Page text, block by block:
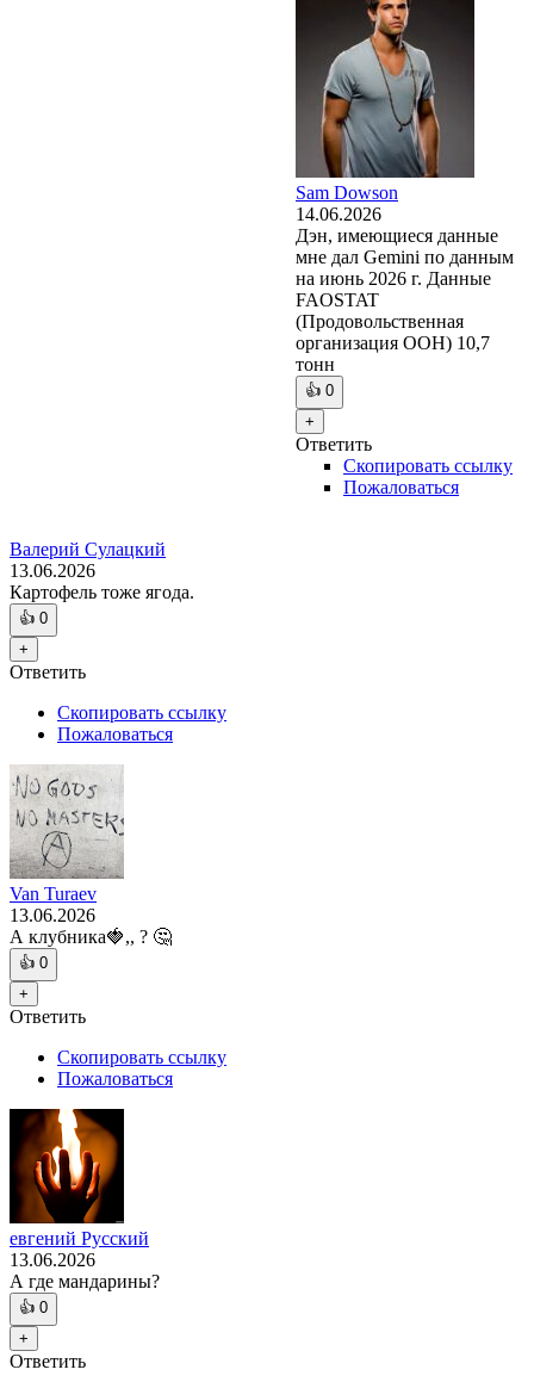
Sam Dowson
14.06.2026
Дэн, имеющиеся данные
мне дал Gemini по данным
на июнь 2026 г. Данные
FAOSTAT
(Продовольственная
организация ООН) 10,7
тонн
👍 0
+
Ответить
Скопировать ссылку
Пожаловаться
Валерий Сулацкий
13.06.2026
Картофель тоже ягода.
👍 0
+
Ответить
Скопировать ссылку
Пожаловаться
Van Turaev
13.06.2026
А клубника🍓,, ? 🤔
👍 0
+
Ответить
Скопировать ссылку
Пожаловаться
евгений Русский
13.06.2026
А где мандарины?
👍 0
+
Ответить